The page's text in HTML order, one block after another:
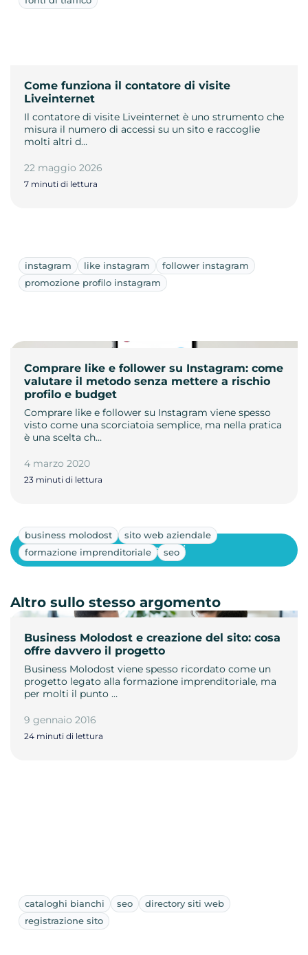
Come funziona il contatore di visite
Liveinternet
Il contatore di visite Liveinternet è uno strumento che
misura il numero di accessi su un sito e raccoglie
molti altri d…
22 maggio 2026
7 minuti di lettura
instagram like instagram
follower instagram
promozione profilo instagram
Comprare like e follower su Instagram: come
valutare il metodo senza mettere a rischio
profilo e budget
Comprare like e follower su Instagram viene spesso
visto come una scorciatoia semplice, ma nella pratica
è una scelta ch…
4 marzo 2020
23 minuti di lettura
business molodost
sito web aziendale
formazione imprenditoriale
seo
Business Molodost e creazione del sito: cosa
offre davvero il progetto
Business Molodost viene spesso ricordato come un
progetto legato alla formazione imprenditoriale, ma
per molti il punto …
9 gennaio 2016
24 minuti di lettura
Mostra altri
Altro sullo stesso argomento
cataloghi bianchi seo
directory siti web
registrazione sito